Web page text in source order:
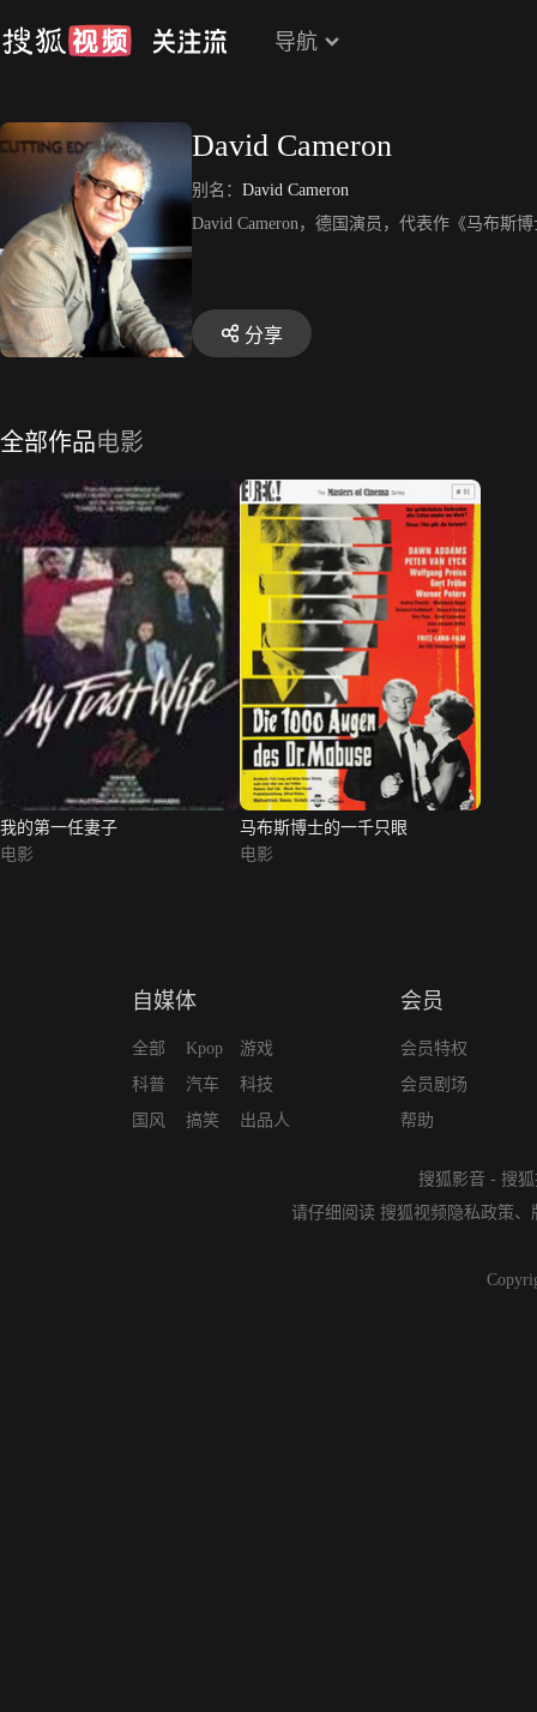
导航
David Cameron
别名： David Cameron
David Cameron，德国演员，代表作《马布斯
分享
全部作品电影
我的第一任妻子
电影
马布斯博士的一千只眼
电影
自媒体
全部
科普
国风
Kpop
汽车
搞笑
游戏
科技
出品人
会员
会员特权
会员剧场
帮助
搜狐影音 - 搜
请仔细阅读 搜狐视频隐私政策、